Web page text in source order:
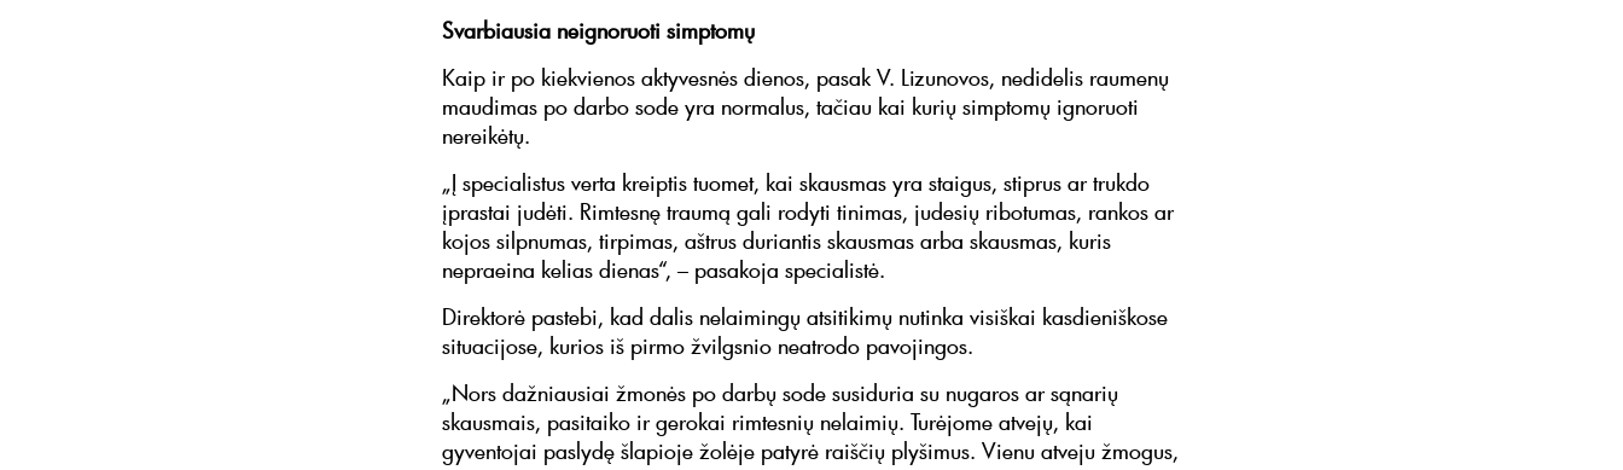
Svarbiausia neignoruoti simptomų
Kaip ir po kiekvienos aktyvesnės dienos, pasak V. Lizunovos, nedidelis raumenų
maudimas po darbo sode yra normalus, tačiau kai kurių simptomų ignoruoti
nereikėtų.
„Į specialistus verta kreiptis tuomet, kai skausmas yra staigus, stiprus ar trukdo
įprastai judėti. Rimtesnę traumą gali rodyti tinimas, judesių ribotumas, rankos ar
kojos silpnumas, tirpimas, aštrus duriantis skausmas arba skausmas, kuris
nepraeina kelias dienas“, – pasakoja specialistė.
Direktorė pastebi, kad dalis nelaimingų atsitikimų nutinka visiškai kasdieniškose
situacijose, kurios iš pirmo žvilgsnio neatrodo pavojingos.
„Nors dažniausiai žmonės po darbų sode susiduria su nugaros ar sąnarių
skausmais, pasitaiko ir gerokai rimtesnių nelaimių. Turėjome atvejų, kai
gyventojai paslydę šlapioje žolėje patyrė raiščių plyšimus. Vienu atveju žmogus,